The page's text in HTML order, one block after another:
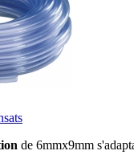
de 6mmx9mm